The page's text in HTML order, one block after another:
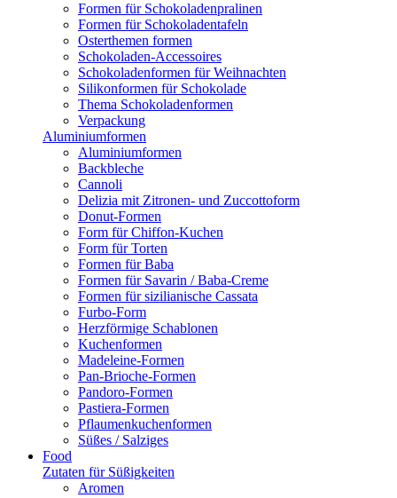
Formen für Schokoladenpralinen
Formen für Schokoladentafeln
Osterthemen formen
Schokoladen-Accessoires
Schokoladenformen für Weihnachten
Silikonformen für Schokolade
Thema Schokoladenformen
Verpackung
Aluminiumformen
Aluminiumformen
Backbleche
Cannoli
Delizia mit Zitronen- und Zuccottoform
Donut-Formen
Form für Chiffon-Kuchen
Form für Torten
Formen für Baba
Formen für Savarin / Baba-Creme
Formen für sizilianische Cassata
Furbo-Form
Herzförmige Schablonen
Kuchenformen
Madeleine-Formen
Pan-Brioche-Formen
Pandoro-Formen
Pastiera-Formen
Pflaumenkuchenformen
Süßes / Salziges
Food
Zutaten für Süßigkeiten
Aromen